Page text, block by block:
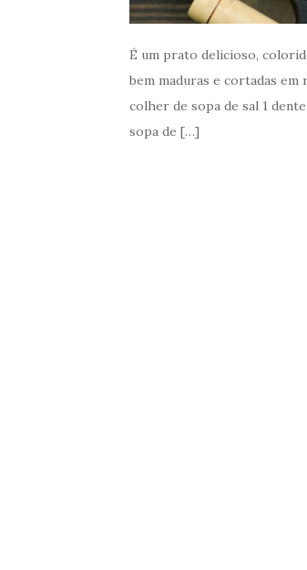
É um prato delicioso,
bem maduras e cortadas
colher de sopa de sal 1
sopa de […]